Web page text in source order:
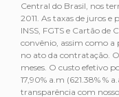
Central do Brasil, nos
2011. As taxas de juros
INSS, FGTS e Cartão de
convênio, assim como a
no ato da contratação.
meses. O custo efetivo
17,90% a.m (621.38% %
transparência com